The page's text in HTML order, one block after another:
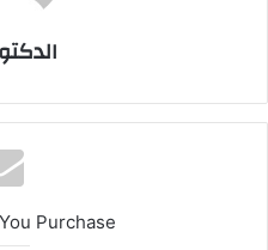
Purchase